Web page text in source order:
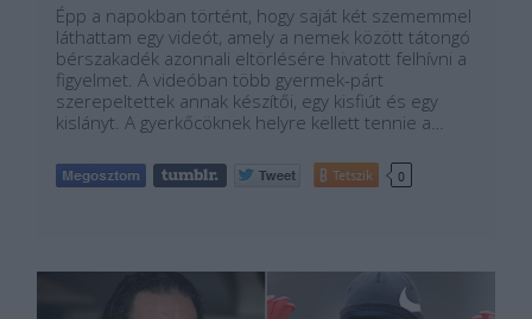
Épp a napokban történt, hogy saját két szememmel
láthattam egy videót, amely a nemek között tátongó
bérszakadék azonnali eltörlésére hivatott felhívni a
figyelmet. A videóban több gyermek-párt
szerepeltettek annak készítői, egy kisfiút és egy
kislányt. A gyerkőcöknek helyre kellett tennie a…
Tetszik 0